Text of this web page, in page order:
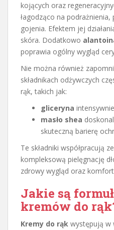
kojących oraz
łagodząco na podrażnienia,
gojenia. Efektem jej
skóra. Dodatkowo
poprawia ogólny wygląd
Nie można również
składnikach odżywczych
rąk, takich jak:
gliceryna
masło shea
skuteczną barierę
Te składniki współpracują
kompleksową pielęgnację
zdrowy wygląd oraz
Jakie są
kremów do
Kremy do rąk występują w